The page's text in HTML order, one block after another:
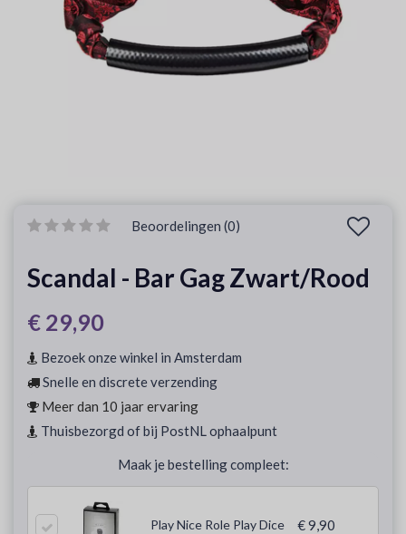
Beoordelingen (0)
Scandal - Bar Gag Zwart/Rood
€ 29,90
Bezoek onze winkel in Amsterdam
Snelle en discrete verzending
Meer dan 10 jaar ervaring
Thuisbezorgd of bij PostNL ophaalpunt
Maak je bestelling compleet:
Play Nice Role Play Dice € 9,90